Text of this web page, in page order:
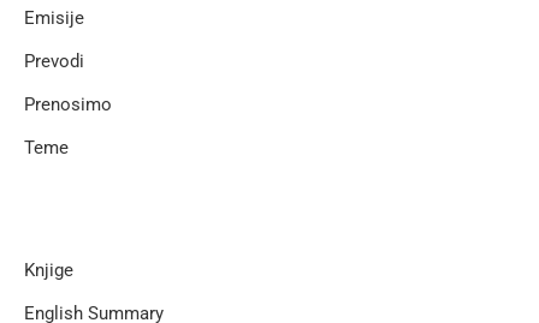
Emisije
Prevodi
Prenosimo
Teme
Knjige
English Summary